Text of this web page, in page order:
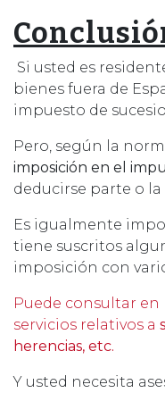
Si usted es
bienes fuera de
impuesto de
Pero, según la
imposición en el
deducirse parte o
Es igualmente
tiene suscritos
imposición con
Puede consultar
servicios relativos a
herencias, etc.
Y usted necesita